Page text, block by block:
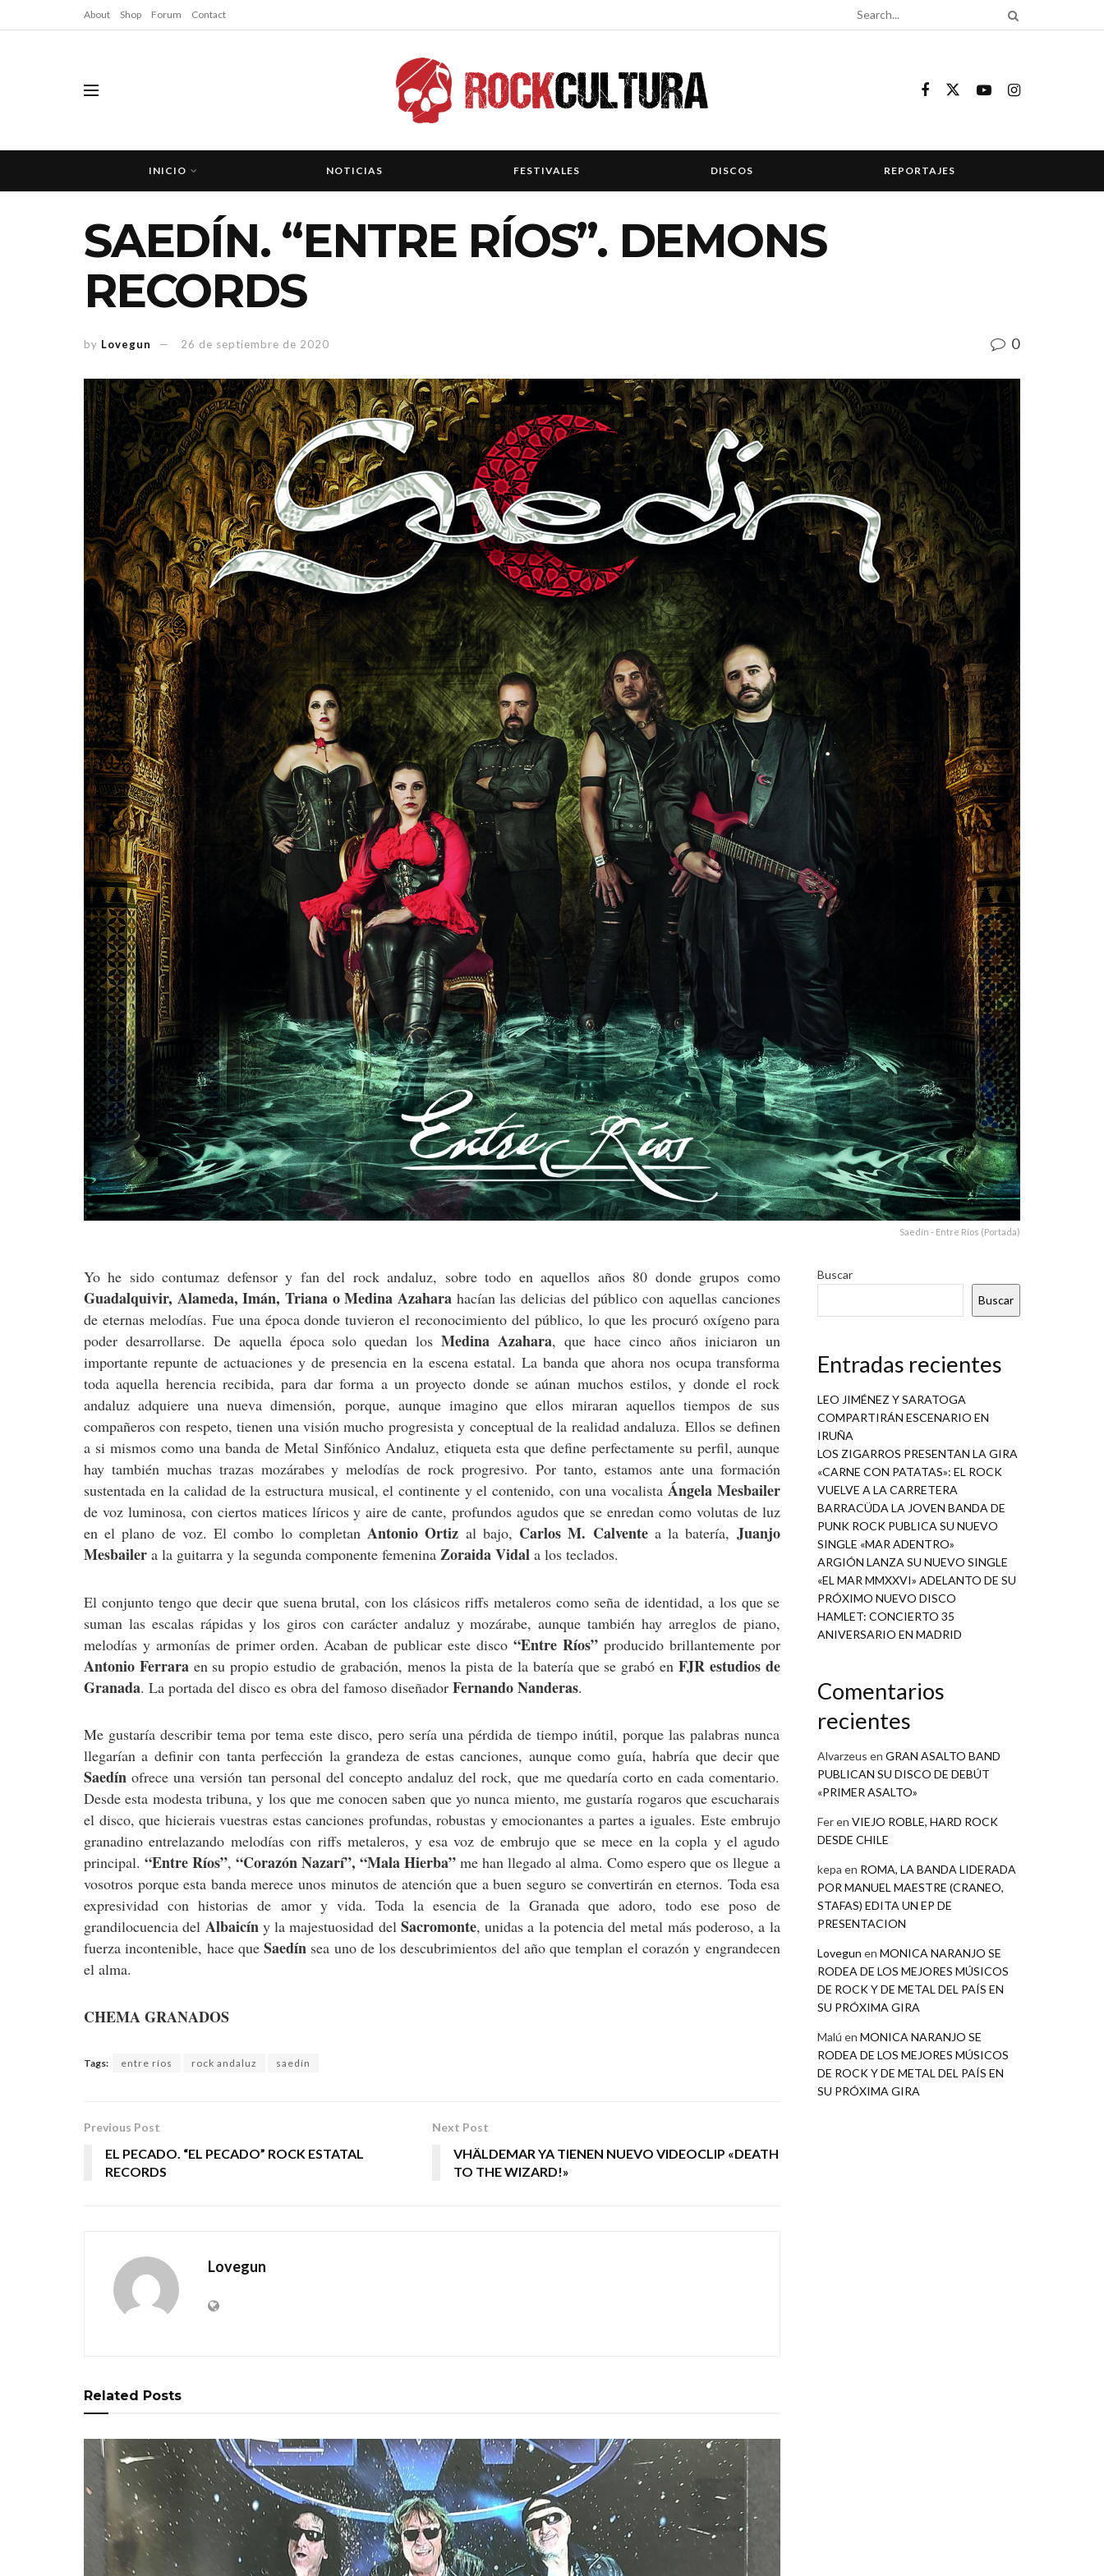
About Shop Forum Contact
INICIO NOTICIAS FESTIVALES DISCOS REPORTAJES
SAEDÍN. “ENTRE RÍOS”. DEMONS
RECORDS
by Lovegun 26 de septiembre de 2020 0
Saedín - Entre Ríos (Portada)
Yo he sido contumaz defensor y fan del rock andaluz, sobre todo en aquellos años 80 donde grupos como
Guadalquivir, Alameda, Imán, Triana o Medina Azahara hacían las delicias del público con aquellas canciones
de eternas melodías. Fue una época donde tuvieron el reconocimiento del público, lo que les procuró oxígeno para
poder desarrollarse. De aquella época solo quedan losMedina Azahara, que hace cinco años iniciaron un
importante repunte de actuaciones y de presencia en la escena estatal. La banda que ahora nos ocupa transforma
toda aquella herencia recibida, para dar forma a un proyecto donde se aúnan muchos estilos, y donde el rock
andaluz adquiere una nueva dimensión, porque, aunque imagino que ellos miraran aquellos tiempos de sus
compañeros con respeto, tienen una visión mucho progresista y conceptual de la realidad andaluza. Ellos se definen
a si mismos como una banda de Metal Sinfónico Andaluz, etiqueta esta que define perfectamente su perfil, aunque
hay también muchas trazas mozárabes y melodías de rock progresivo. Por tanto, estamos ante una formación
sustentada en la calidad de la estructura musical, el continente y el contenido, con una vocalista Ángela Mesbailer
de voz luminosa, con ciertos matices líricos y aire de cante, profundos agudos que se enredan como volutas de luz
en el plano de voz. El combo lo completanAntonio Ortiz al bajo, Carlos M. Calventea la batería, Juanjo
Mesbailer a la guitarra y la segunda componente femenina Zoraida Vidal a los teclados.
El conjunto tengo que decir que suena brutal, con los clásicos riffs metaleros como seña de identidad, a los que se
suman las escalas rápidas y los giros con carácter andaluz y mozárabe, aunque también hay arreglos de piano,
melodías y armonías de primer orden. Acaban de publicar este disco “Entre Ríos”producido brillantemente por
Antonio Ferraraen su propio estudio de grabación, menos la pista de la batería que se grabó en FJR estudios de
Granada. La portada del disco es obra del famoso diseñador Fernando Nanderas.
Me gustaría describir tema por tema este disco, pero sería una pérdida de tiempo inútil, porque las palabras nunca
llegarían a definir con tanta perfección la grandeza de estas canciones, aunque como guía, habría que decir que
Saedín ofrece una versión tan personal del concepto andaluz del rock, que me quedaría corto en cada comentario.
Desde esta modesta tribuna, y los que me conocen saben que yo nunca miento, me gustaría rogaros que escucharais
el disco, que hicierais vuestras estas canciones profundas, robustas y emocionantes a partes a iguales. Este embrujo
granadino entrelazando melodías con riffs metaleros, y esa voz de embrujo que se mece en la copla y el agudo
principal.“Entre Ríos”,“Corazón Nazarí”, “Mala Hierba” me han llegado al alma. Como espero que os llegue a
vosotros porque esta banda merece unos minutos de atención que a buen seguro se convertirán en eternos. Toda esa
expresividad con historias de amor y vida. Toda la esencia de la Granada que adoro, todo ese poso de
grandilocuencia del Albaicíny la majestuosidad del Sacromonte, unidas a la potencia del metal más poderoso, a la
fuerza incontenible, hace queSaedín sea uno de los descubrimientos del año que templan el corazón y engrandecen
el alma.
CHEMA GRANADOS
Tags: entre ríos rock andaluz saedín
Previous Post
EL PECADO. “EL PECADO” ROCK ESTATAL
RECORDS
Next Post
VHÄLDEMAR YA TIENEN NUEVO VIDEOCLIP «DEATH
TO THE WIZARD!»
Lovegun
Related Posts
Buscar
Buscar
Entradas recientes
LEO JIMÉNEZ Y SARATOGA
COMPARTIRÁN ESCENARIO EN
IRUÑA
LOS ZIGARROS PRESENTAN LA GIRA
«CARNE CON PATATAS»: EL ROCK
VUELVE A LA CARRETERA
BARRACÜDA LA JOVEN BANDA DE
PUNK ROCK PUBLICA SU NUEVO
SINGLE «MAR ADENTRO»
ARGIÓN LANZA SU NUEVO SINGLE
«EL MAR MMXXVI» ADELANTO DE SU
PRÓXIMO NUEVO DISCO
HAMLET: CONCIERTO 35
ANIVERSARIO EN MADRID
Comentarios
recientes
Alvarzeus en GRAN ASALTO BAND
PUBLICAN SU DISCO DE DEBÚT
«PRIMER ASALTO»
Feren VIEJO ROBLE, HARD ROCK
DESDE CHILE
kepa en ROMA, LA BANDA LIDERADA
POR MANUEL MAESTRE (CRANEO,
STAFAS) EDITA UN EP DE
PRESENTACION
Lovegun en MONICA NARANJO SE
RODEA DE LOS MEJORES MÚSICOS
DE ROCK Y DE METAL DEL PAÍS EN
SU PRÓXIMA GIRA
Malú en MONICA NARANJO SE
RODEA DE LOS MEJORES MÚSICOS
DE ROCK Y DE METAL DEL PAÍS EN
SU PRÓXIMA GIRA